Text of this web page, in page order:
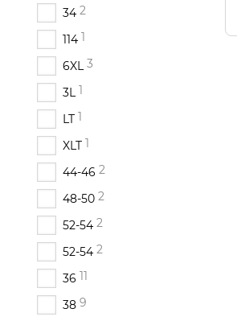
34 2
114 1
6XL 3
3L 1
LT 1
XLT 1
44-46 2
48-50 2
52-54 2
52-54 2
36 11
38 9